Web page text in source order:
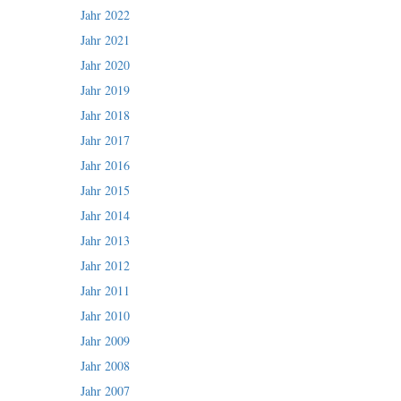
Jahr 2022
Jahr 2021
Jahr 2020
Jahr 2019
Jahr 2018
Jahr 2017
Jahr 2016
Jahr 2015
Jahr 2014
Jahr 2013
Jahr 2012
Jahr 2011
Jahr 2010
Jahr 2009
Jahr 2008
Jahr 2007